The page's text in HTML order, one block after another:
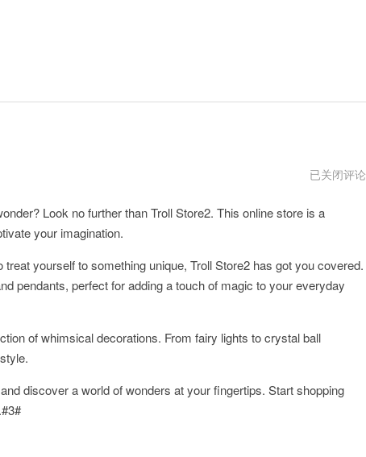
troll
网
已关闭评论
Look no further than Troll Store2. This online store is a
your imagination.
yourself to something unique, Troll Store2 has got you covered.
pendants, perfect for adding a touch of magic to your everyday
of whimsical decorations. From fairy lights to crystal ball
discover a world of wonders at your fingertips. Start shopping